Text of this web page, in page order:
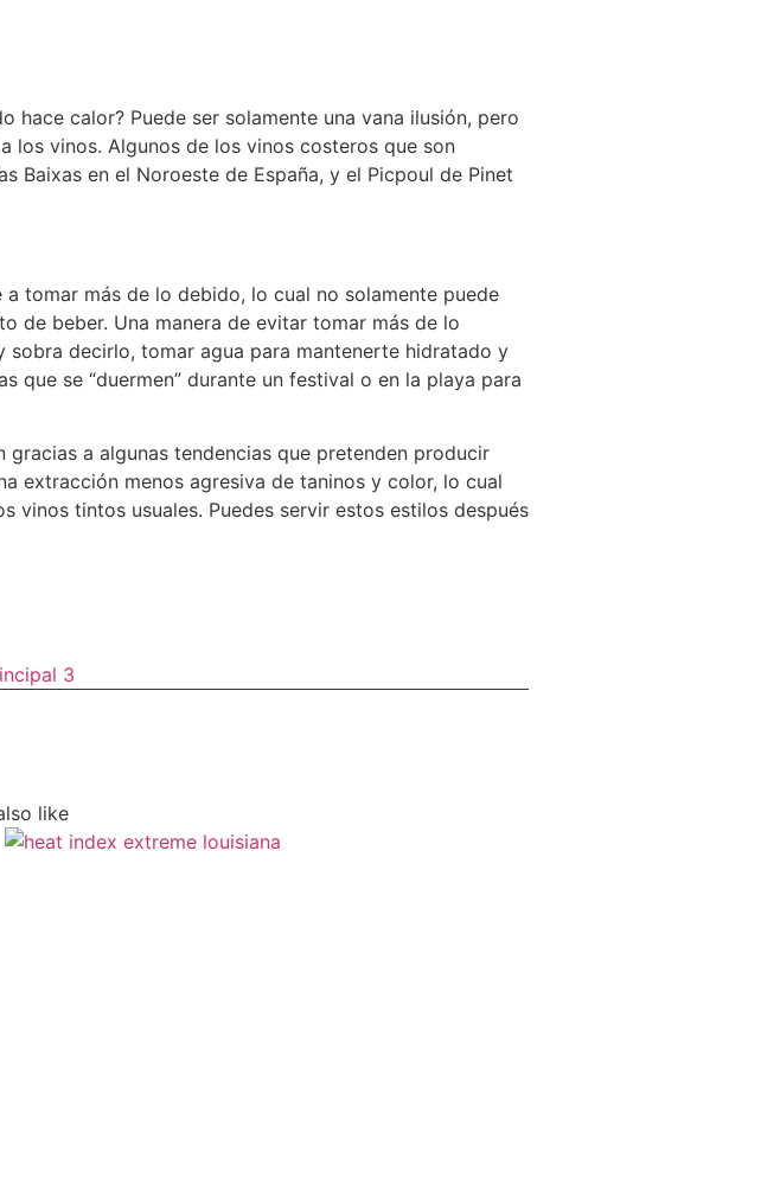
hace calor? Puede ser solamente una vana ilusión, pero
los vinos. Algunos de los vinos costeros que son
Baixas en el Noroeste de España, y el Picpoul de Pinet
tomar más de lo debido, lo cual no solamente puede
de beber. Una manera de evitar tomar más de lo
decirlo, tomar agua para mantenerte hidratado y
que se “duermen” durante un festival o en la playa para
a algunas tendencias que pretenden producir
extracción menos agresiva de taninos y color, lo cual
vinos tintos usuales. Puedes servir estos estilos después
like